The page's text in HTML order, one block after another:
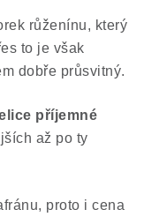
růženínu, který
to je však
dobře průsvitný.
příjemné
až po ty
proto i cena